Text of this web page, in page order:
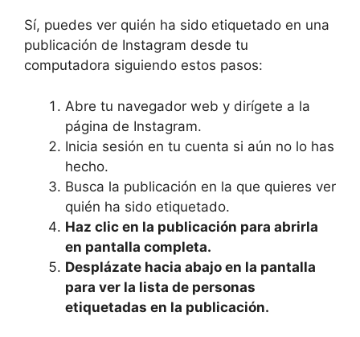
Sí, puedes ver quién ‍ha sido etiquetado‌ en una
publicación de ‌Instagram⁣ desde tu
computadora ⁤siguiendo estos pasos:
Abre tu navegador web y dirígete a ⁣la
página de Instagram.
Inicia sesión en tu cuenta si aún no lo has
hecho.
Busca la publicación ​en‍ la que quieres ver
quién ha sido etiquetado.
Haz clic en la publicación para abrirla‌
en pantalla completa.
Desplázate​ hacia ‍abajo​ en la pantalla
para ver la lista de personas
etiquetadas en la publicación.